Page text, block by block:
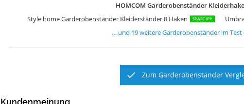
HOMCOM Garderobenständer
Style home Garderobenständer Kleiderständer 8 Haken
SPARTIPP
… und 19weitereGarderobenständerim Test
Zum Garderobenständer
Kundenmeinung